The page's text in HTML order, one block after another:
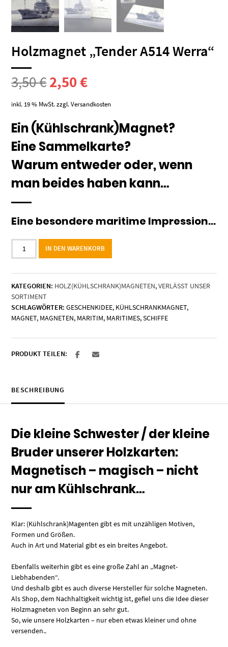
Holzmagnet „Tender A514 Werra“
3,50€Ursprünglicher
Preis
war:
3,50 €
2,50€Aktueller
Preis
ist:
2,50 €.
inkl. 19 % MwSt. zzgl.Versandkosten
Ein (Kühlschrank)Magnet?
Eine Sammelkarte?
Warum entweder oder, wenn
man beides haben kann…
Eine besondere maritime Impression…
Holzmagnet
"Tender
Werra"
Menge
IN DEN WARENKORB
KATEGORIEN: HOLZ(KÜHLSCHRANK)MAGNETEN,VERLÄSST UNSER
SORTIMENT
SCHLAGWÖRTER: GESCHENKIDEE, KÜHLSCHRANKMAGNET,
MAGNET, MAGNETEN, MARITIM, MARITIMES,SCHIFFE
PRODUKT TEILEN:
BESCHREIBUNG
Die kleine Schwester / der kleine
Bruder unserer Holzkarten:
Magnetisch – magisch – nicht
nur am Kühlschrank…
Klar: (Kühlschrank)Magenten gibt es mit unzähligen Motiven,
Formen und Größen.
Auch in Art und Material gibt es ein breites Angebot.
Ebenfalls weiterhin gibt es eine große Zahl an „Magnet-
Liebhabenden“.
Und deshalb gibt es auch diverse Hersteller für solche Magneten.
Als Shop, dem Nachhaltigkeit wichtig ist, gefiel uns die Idee dieser
Holzmagneten von Beginn an sehr gut.
So, wie unsere Holzkarten – nur eben etwas kleiner und ohne
versenden..